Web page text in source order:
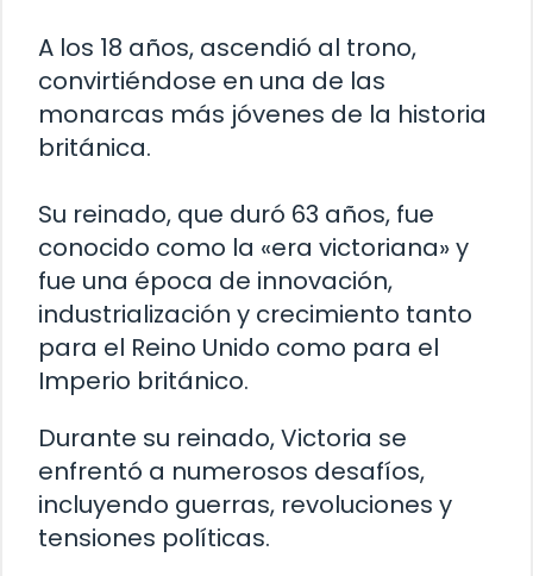
A los 18 años, ascendió al trono,
convirtiéndose en una de las
monarcas más jóvenes de la historia
británica.
Su reinado, que duró 63 años, fue
conocido como la «era victoriana» y
fue una época de innovación,
industrialización y crecimiento tanto
para el Reino Unido como para el
Imperio británico.
Durante su reinado, Victoria se
enfrentó a numerosos desafíos,
incluyendo guerras, revoluciones y
tensiones políticas.